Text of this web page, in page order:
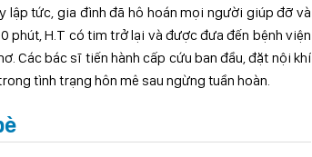
tức, gia đình đã hô hoán mọi người giúp đỡ và
phút, H.T có tim trở lại và được đưa đến bệnh viện
Các bác sĩ tiến hành cấp cứu ban đầu, đặt nội khí
tình trạng hôn mê sau ngừng tuần hoàn.